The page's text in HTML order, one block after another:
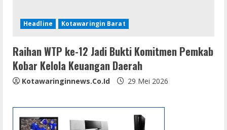
Headline Kotawaringin Barat
Raihan WTP ke-12 Jadi Bukti Komitmen Pemkab
Kobar Kelola Keuangan Daerah
Kotawaringinnews.co.id 29 Mei 2026